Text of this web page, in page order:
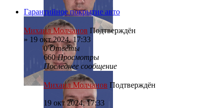
Гарантийное покрытие авто
Михаил Молчанов Подтверждён
» 19 окт 2024, 17:33
0Ответы
660Просмотры
Последнее сообщение
Михаил Молчанов Подтверждён
19 окт 2024, 17:33